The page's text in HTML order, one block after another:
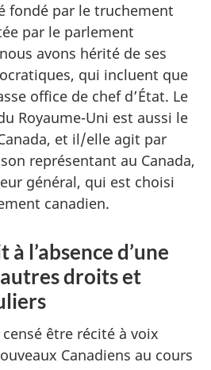
fondé par le truchement
par le parlement
avons hérité de ses
qui incluent que
office de chef d’État. Le
Royaume-Uni est aussi le
et il/elle agit par
représentant au Canada,
général, qui est choisi
canadien.
l’absence d’une
droits et
être récité à voix
Canadiens au cours